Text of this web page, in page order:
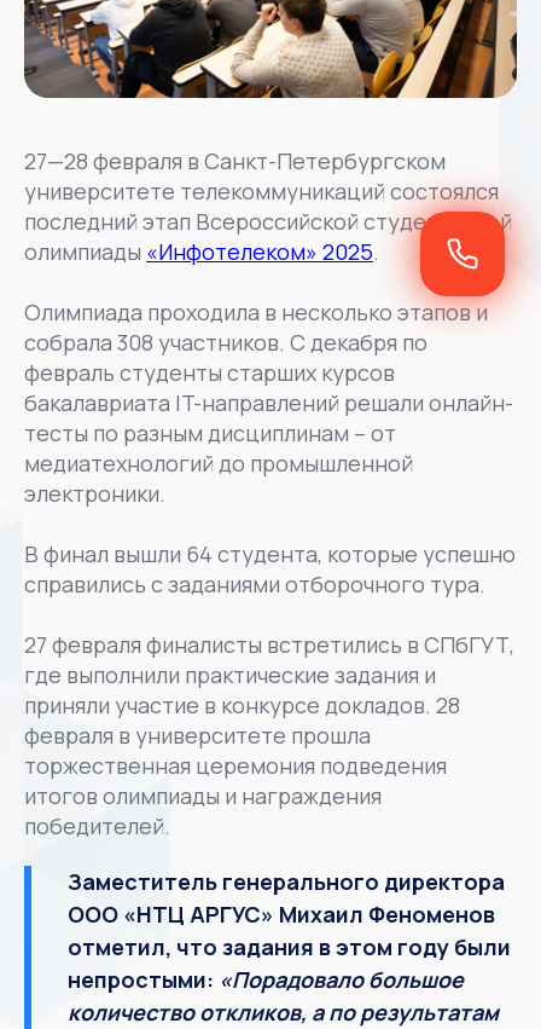
27—28 февраля в Санкт-Петербургском
университете телекоммуникаций состоялся
последний этап Всероссийской студенческой
олимпиады «Инфотелеком» 2025.
Олимпиада проходила в несколько этапов и
собрала 308 участников. С декабря по
февраль студенты старших курсов
бакалавриата IT-направлений решали онлайн-
тесты по разным дисциплинам – от
медиатехнологий до промышленной
электроники.
В финал вышли 64 студента, которые успешно
справились с заданиями отборочного тура.
27 февраля финалисты встретились в СПбГУТ,
где выполнили практические задания и
приняли участие в конкурсе докладов. 28
февраля в университете прошла
торжественная церемония подведения
итогов олимпиады и награждения
победителей.
Заместитель генерального директора
ООО «НТЦ АРГУС» Михаил Феноменов
отметил, что задания в этом году были
непростыми: «Порадовало большое
количество откликов, а по результатам